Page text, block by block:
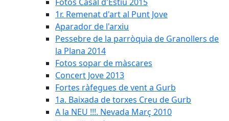
1r. Remenat d'art al Punt Jove
Aparador de l'arxiu
Pessebre de la parròquia de Granollers de
la Plana 2014
Fotos sopar de màscares
Concert Jove 2013
Fortes ràfegues de vent a Gurb
1a. Baixada de torxes Creu de Gurb
A la NEU !!!. Nevada Març 2010